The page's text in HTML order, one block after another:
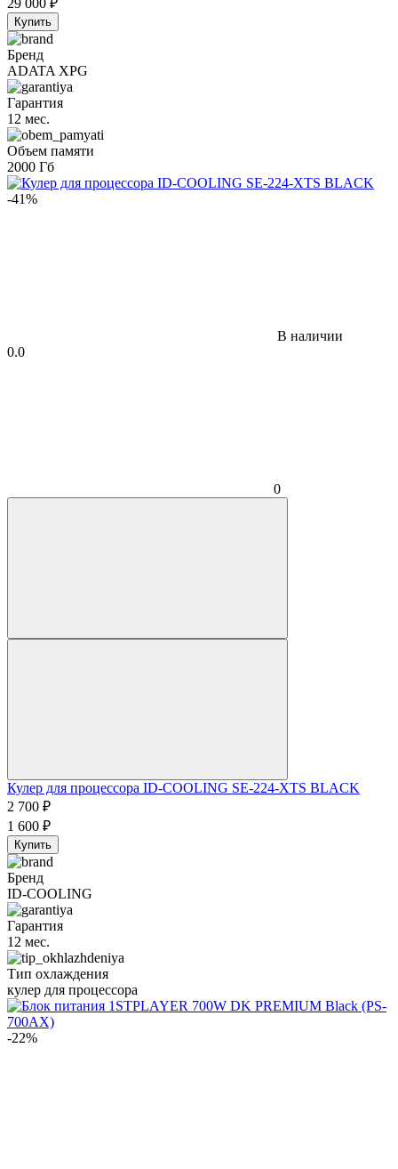
29 000 ₽
Купить
Бренд
ADATA XPG
Гарантия
12 мес.
Объем памяти
2000 Гб
-41%
В наличии
0.0
0
Кулер для процессора ID-COOLING SE-224-XTS BLACK
2 700 ₽
1 600 ₽
Купить
Бренд
ID-COOLING
Гарантия
12 мес.
Тип охлаждения
кулер для процессора
-22%